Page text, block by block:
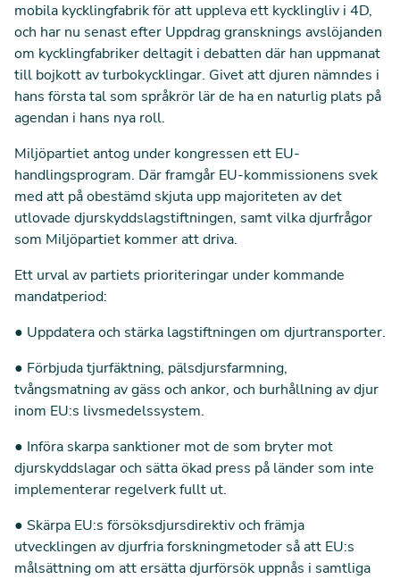
mobila kycklingfabrik för att uppleva ett kycklingliv i 4D,
och har nu senast efter Uppdrag gransknings avslöjanden
om kycklingfabriker deltagit i debatten där han uppmanat
till bojkott av turbokycklingar. Givet att djuren nämndes i
hans första tal som språkrör lär de ha en naturlig plats på
agendan i hans nya roll.
Miljöpartiet antog under kongressen ett EU-
handlingsprogram. Där framgår EU-kommissionens svek
med att på obestämd skjuta upp majoriteten av det
utlovade djurskyddslagstiftningen, samt vilka djurfrågor
som Miljöpartiet kommer att driva.
Ett urval av partiets prioriteringar under kommande
mandatperiod:
● Uppdatera och stärka lagstiftningen om djurtransporter.
● Förbjuda tjurfäktning, pälsdjursfarmning,
tvångsmatning av gäss och ankor, och burhållning av djur
inom EU:s livsmedelssystem.
● Införa skarpa sanktioner mot de som bryter mot
djurskyddslagar och sätta ökad press på länder som inte
implementerar regelverk fullt ut.
● Skärpa EU:s försöksdjursdirektiv och främja
utvecklingen av djurfria forskningmetoder så att EU:s
målsättning om att ersätta djurförsök uppnås i samtliga